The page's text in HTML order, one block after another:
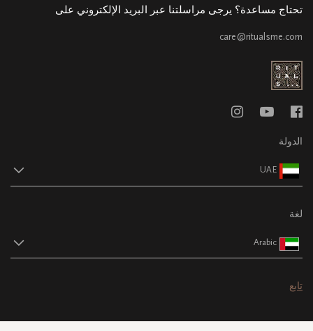
تحتاج مساعدة؟ يرجى مراسلتنا عبر البريد الإلكتروني على
care@ritualsme.com
الدولة
UAE
لغة
Arabic
تابع